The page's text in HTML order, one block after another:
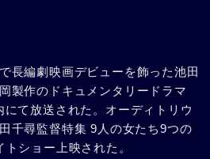
長編劇映画デビューを飾った池田
製作のドキュメンタリードラマ
にて放送された。オーディトリウ
千尋監督特集 9人の女たち9つの
ショー上映された。